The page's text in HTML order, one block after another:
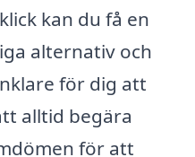
kan du få en
alternativ och
för dig att
alltid begära
för att